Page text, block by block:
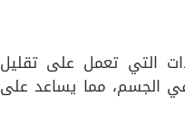
التي تعمل على تقليل
في الجسم، مما يساعد على